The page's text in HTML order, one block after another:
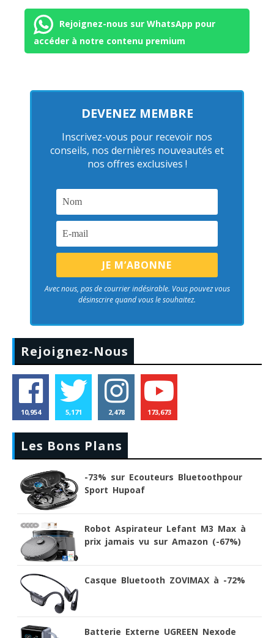
Rejoignez-nous sur WhatsApp pour
accéder à notre contenu premium
DEVENEZ MEMBRE
Inscrivez-vous pour recevoir nos
conseils, nos dernières nouveautés et
nos offres exclusives !
Avec nous, pas de courrier indésirable. Vous pouvez vous
désinscrire quand vous le souhaitez.
Rejoignez-Nous
10,954 5,171 2,478 173,673
Les Bons Plans
-73% sur Ecouteurs Bluetoothpour
Sport Hupoaf
Robot Aspirateur Lefant M3 Max à
prix jamais vu sur Amazon (-67%)
Casque Bluetooth ZOVIMAX à -72%
Batterie Externe UGREEN Nexode